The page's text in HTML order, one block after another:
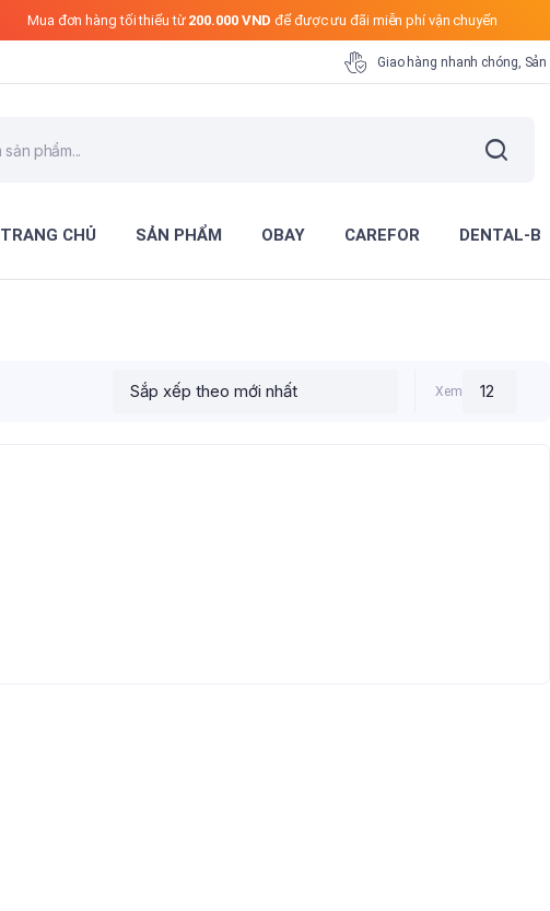
Mua đơn hàng tối thiểu từ 200.000 VNDđể được ưu đãi miễn phí vận chuyển
Giao hàng nhanh chóng,
TRANG CHỦ SẢN PHẨM OBAY CAREFOR DENTAL-B
Xem